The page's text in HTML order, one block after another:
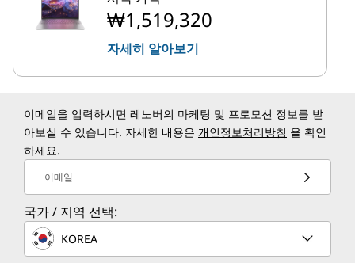
₩1,519,320
자세히 알아보기
이메일을 입력하시면 레노버의 마케팅 및 프로모션 정보를 받
아보실 수 있습니다. 자세한 내용은 개인정보처리방침 을 확인
하세요.
이메일
국가 / 지역 선택:
KOREA